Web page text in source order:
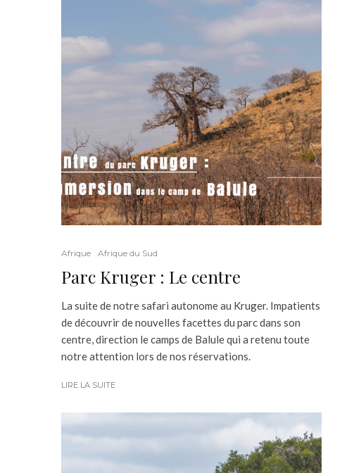
Afrique Afrique du Sud
Parc Kruger : Le centre
La suite de notre safari autonome au Kruger. Impatients
de découvrir de nouvelles facettes du parc dans son
centre, direction le camps de Balule qui a retenu toute
notre attention lors de nos réservations.
LIRE LA SUITE